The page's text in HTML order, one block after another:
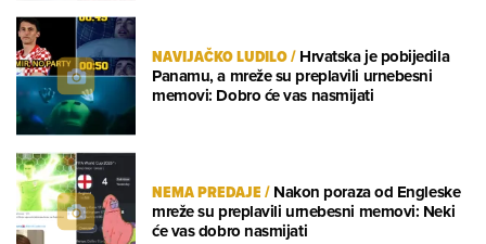
NAVIJAČKO LUDILO/Hrvatska je pobijedila
Panamu, a mreže su preplavili urnebesni
memovi: Dobro će vas nasmijati
NEMA PREDAJE/Nakon poraza od Engleske
mreže su preplavili urnebesni memovi: Neki
će vas dobro nasmijati